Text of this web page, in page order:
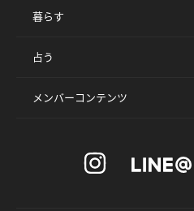
暮らす
占う
メンバーコンテンツ